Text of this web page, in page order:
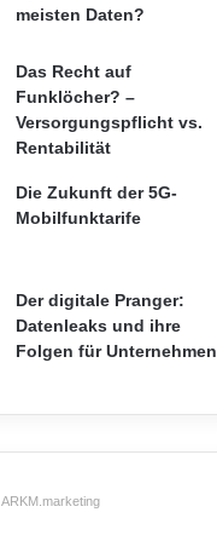
meisten Daten?
Das Recht auf
Funklöcher? –
Versorgungspflicht vs.
Rentabilität
Die Zukunft der 5G-
Mobilfunktarife
Der digitale Pranger:
Datenleaks und ihre
Folgen für Unternehmen
ARKM.marketing